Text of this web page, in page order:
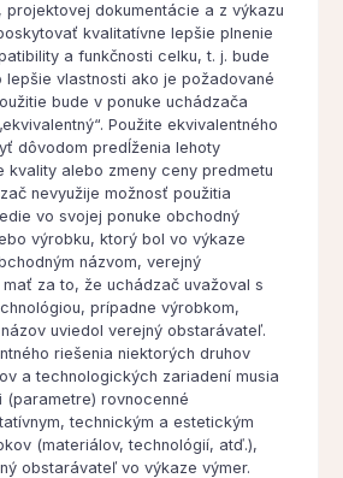
projektovej dokumentácie a z výkazu
kvalitatívne lepšie plnenie
a funkčnosti celku, t. j. bude
lepšie vlastnosti ako je požadované
bude v ponuke uchádzača
Použite ekvivalentného
dôvodom predĺženia lehoty
kvality alebo zmeny ceny predmetu
nevyužije možnosť použitia
vo svojej ponuke obchodný
výrobku, ktorý bol vo výkaze
názvom, verejný
za to, že uchádzač uvažoval s
prípadne výrobkom,
uviedol verejný obstarávateľ.
riešenia niektorých druhov
a technologických zariadení musia
(parametre) rovnocenné
technickým a estetickým
(materiálov, technológií, atď.),
obstarávateľ vo výkaze výmer.